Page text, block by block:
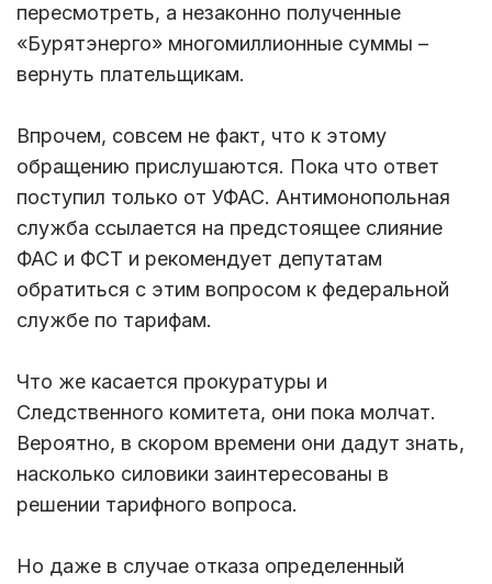
пересмотреть, а незаконно полученные
«Бурятэнерго» многомиллионные суммы –
вернуть плательщикам.
Впрочем, совсем не факт, что к этому
обращению прислушаются. Пока что ответ
поступил только от УФАС. Антимонопольная
служба ссылается на предстоящее слияние
ФАС и ФСТ и рекомендует депутатам
обратиться с этим вопросом к федеральной
службе по тарифам.
Что же касается прокуратуры и
Следственного комитета, они пока молчат.
Вероятно, в скором времени они дадут знать,
насколько силовики заинтересованы в
решении тарифного вопроса.
Но даже в случае отказа определенный